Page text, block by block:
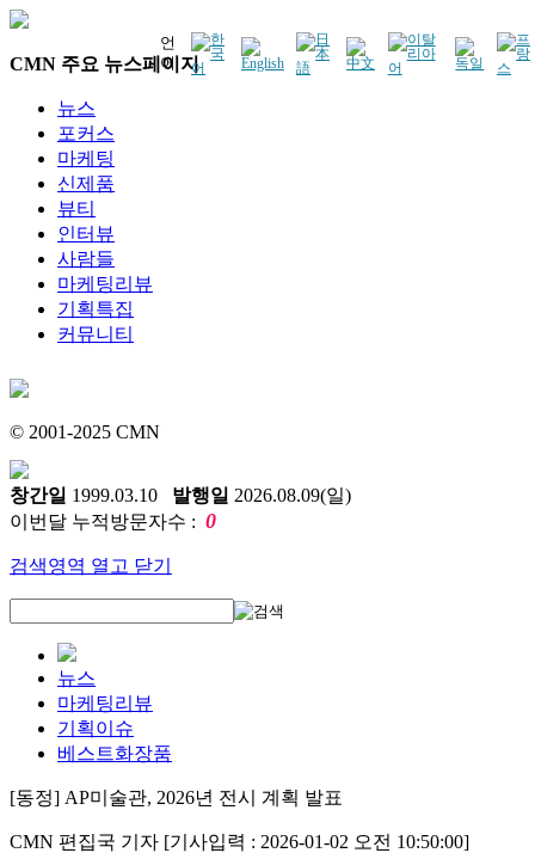
언
어
CMN 주요 뉴스페이지
뉴스
포커스
마케팅
신제품
뷰티
인터뷰
사람들
마케팅리뷰
기획특집
커뮤니티
© 2001-2025 CMN
창간일 1999.03.10 발행일 2026.08.09(일)
이번달 누적방문자수 : 0
검색영역 열고 닫기
뉴스
마케팅리뷰
기획이슈
베스트화장품
[동정] AP미술관, 2026년 전시 계획 발표
CMN 편집국 기자 [기사입력 : 2026-01-02 오전 10:50:00]